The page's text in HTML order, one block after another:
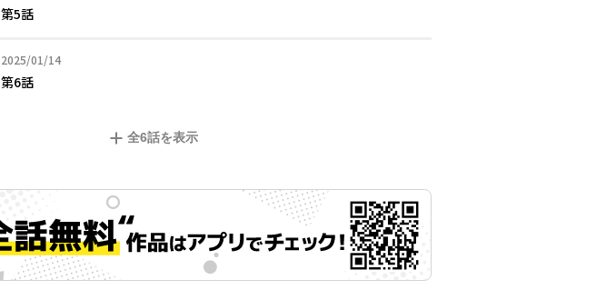
第5話
2025/01/14
2025年01月14日
第6話
全6話を表示